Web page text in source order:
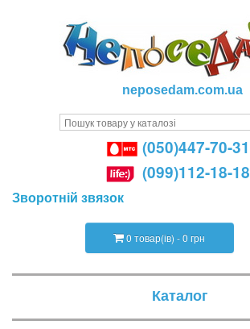
neposedam.com.ua
(050)447-70-31
(099)112-18-18
Зворотній звязок
0 товар(ів) - 0 грн
Каталог